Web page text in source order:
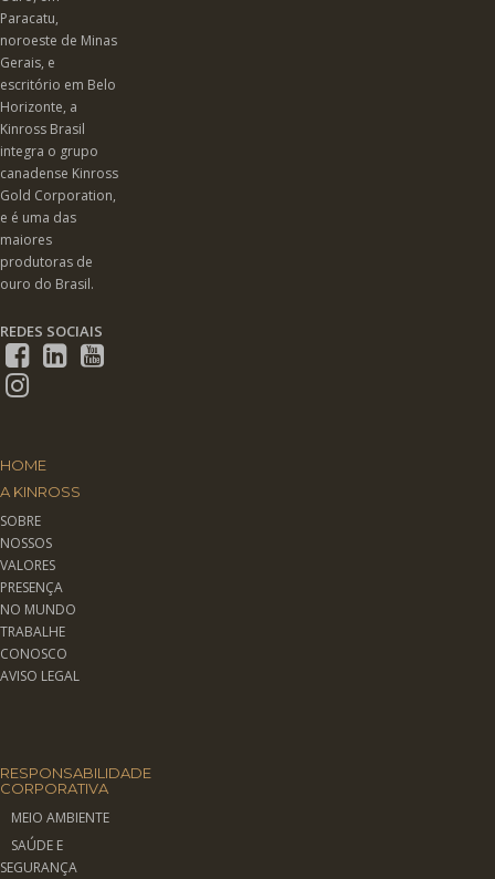
Paracatu,
noroeste de Minas
Gerais, e
escritório em Belo
Horizonte, a
Kinross Brasil
integra o grupo
canadense Kinross
Gold Corporation,
e é uma das
maiores
produtoras de
ouro do Brasil.
REDES SOCIAIS
HOME
A KINROSS
SOBRE
NOSSOS
VALORES
PRESENÇA
NO MUNDO
TRABALHE
CONOSCO
AVISO LEGAL
RESPONSABILIDADE
CORPORATIVA
MEIO AMBIENTE
SAÚDE E
SEGURANÇA